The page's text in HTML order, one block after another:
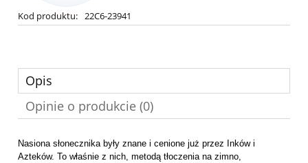
Kod produktu: 22C6-23941
Opis
Opinie o produkcie (0)
Nasiona słonecznika były znane i cenione już przez Inków i
Azteków. To właśnie z nich, metodą tłoczenia na zimno,